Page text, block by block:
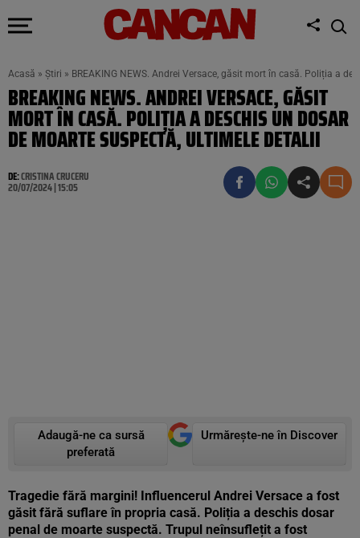
Acasă » Știri » BREAKING NEWS. Andrei Versace, găsit mort în casă. Poliția a
BREAKING NEWS. ANDREI VERSACE, GĂSIT
MORT ÎN CASĂ. POLIȚIA A DESCHIS UN DOSAR
DE MOARTE SUSPECTĂ, ULTIMELE DETALII
DE:CRISTINA CRUCERU
20/07/2024 | 15:05
Adaugă-ne ca sursă
preferată
Urmărește-ne în Discover
Tragedie fără margini! Influencerul Andrei Versace a fost
găsit fără suflare în propria casă. Poliția a deschis dosar
penal de moarte suspectă. Trupul neînsuflețit a fost